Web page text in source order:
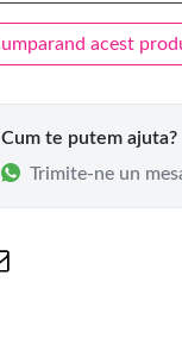
acest
Cum te putem ajuta?
Trimite-ne un